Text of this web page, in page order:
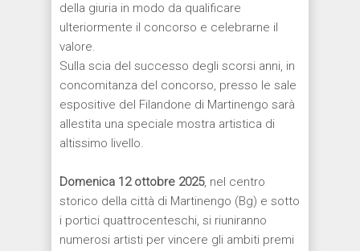
della giuria in modo da qualificare
ulteriormente il concorso e celebrarne il
valore.
Sulla scia del successo degli scorsi anni, in
concomitanza del concorso, presso le sale
espositive del Filandone di Martinengo sarà
allestita una speciale mostra artistica di
altissimo livello.
Domenica 12 ottobre 2025, nel centro
storico della città di Martinengo (Bg) e sotto
i portici quattrocenteschi, si riuniranno
numerosi artisti per vincere gli ambiti premi